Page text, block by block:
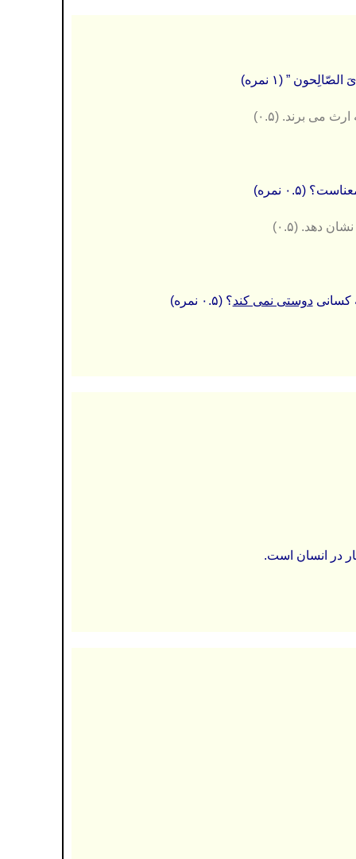
” (۱ نمره)
(۰.۵ نمره)
دهد. (۰.۵)
کسانیدوستی نمی کند؟ (۰.۵ نمره)
در انسان است.